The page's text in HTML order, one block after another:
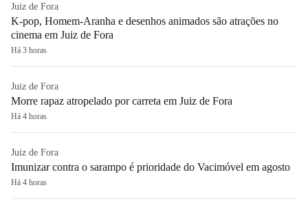
Juiz de Fora
K-pop, Homem-Aranha e desenhos animados são atrações no
cinema em Juiz de Fora
Há 3 horas
Juiz de Fora
Morre rapaz atropelado por carreta em Juiz de Fora
Há 4 horas
Juiz de Fora
Imunizar contra o sarampo é prioridade do Vacimóvel em agosto
Há 4 horas